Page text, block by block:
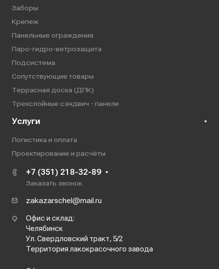
Заборы
Крепеж
Панельные ограждения
Паро-гидро-ветрозащита
Подсистема
Сопутствующие товары
Террасная доска (ДПК)
Трехслойные сэндвич - панели
Услуги
Логистика и оплата
Проектирование и расчёты
+7 (351) 218-32-89
Заказать звонок
zakazarschel@mail.ru
Офис и склад:
Челябинск
Ул. Свердловский тракт, 5/2
Территория лакокрасочного завода